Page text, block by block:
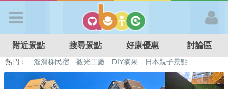
APP登入
首 頁
附近景點 搜尋景點 好康優惠 討論區
熱門： 溜滑梯民宿 觀光工廠 DIY摘果
日本親子景點
特色遊戲場
親子住房優惠 台北親子餐廳 溫泉泡湯SPA